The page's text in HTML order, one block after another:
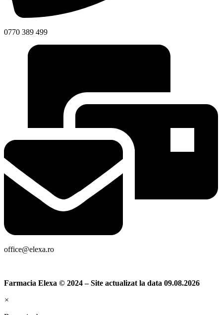
0770 389 499
office@elexa.ro
Farmacia Elexa © 2024 – Site actualizat la data 09.08.2026
×